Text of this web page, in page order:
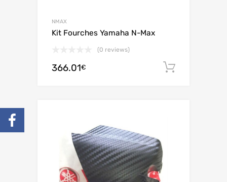
NMAX
Kit Fourches Yamaha N-Max
(0 reviews)
366.01€